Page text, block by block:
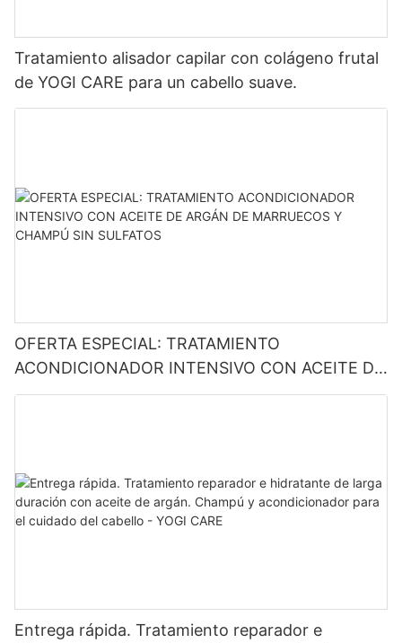
Tratamiento alisador capilar con colágeno frutal
de YOGI CARE para un cabello suave.
OFERTA ESPECIAL: TRATAMIENTO
ACONDICIONADOR INTENSIVO CON ACEITE DE
ARGÁN DE MARRUECOS Y CHAMPÚ SIN
Entrega rápida. Tratamiento reparador e